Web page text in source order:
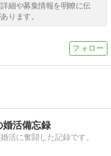
細や募集情報を明瞭に伝
ります。
婚活備忘録
活に奮闘した記録です。